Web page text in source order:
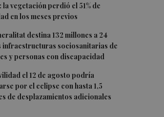
la vegetación perdió el 51% de
en los meses previos
destina 132 millones a 24
infraestructuras sociosanitarias de
y personas con discapacidad
el 12 de agosto podría
por el eclipse con hasta 1,5
de desplazamientos adicionales